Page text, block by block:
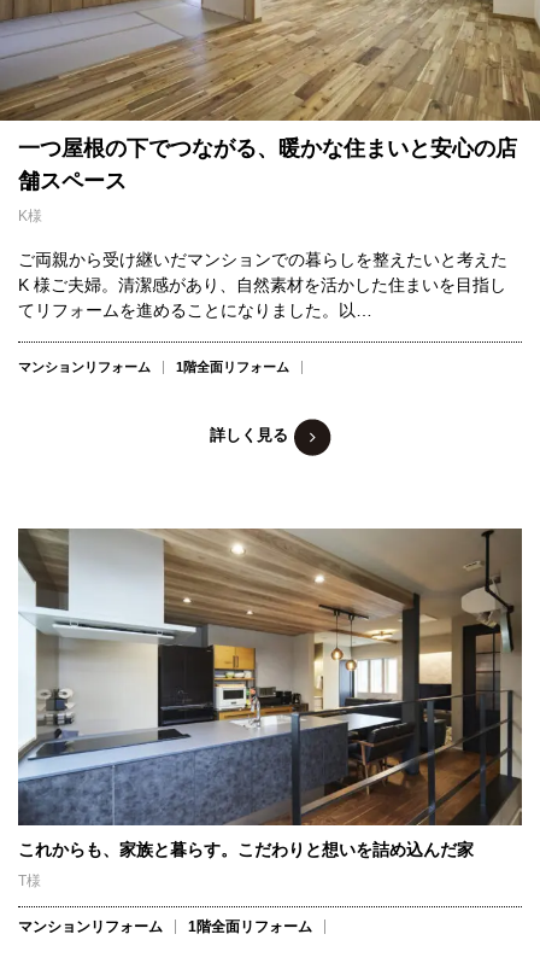
一つ屋根の下でつながる、暖かな住まいと安心の店
舗スペース
K様
ご両親から受け継いだマンションでの暮らしを整えたいと考えた
K 様ご夫婦。清潔感があり、自然素材を活かした住まいを目指し
てリフォームを進めることになりました。以…
マンションリフォーム 1階全面リフォーム
詳しく見る
これからも、家族と暮らす。こだわりと想いを詰め込んだ家
T様
マンションリフォーム 1階全面リフォーム